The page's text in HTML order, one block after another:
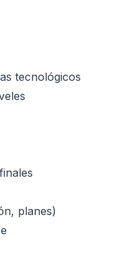
tecnológicos
planes)